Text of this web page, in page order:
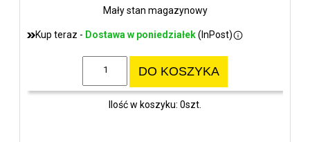
Mały stan magazynowy
Kup teraz - Dostawa w poniedziałek(InPost)
DO KOSZYKA
Ilość w koszyku: 0szt.